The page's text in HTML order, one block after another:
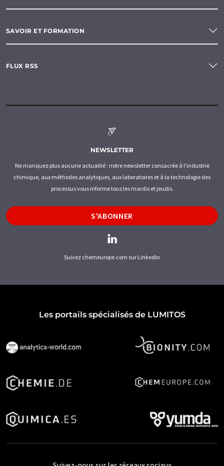
SAVOIR ET FORMATION
FLUX RSS
NEWSLETTER
Ne manquez plus aucune actualité : notre newsletter consacrée à l'industrie
chimique, aux méthodes analytiques, aux laboratoires et à la technologie des
processus vous informe tous les mardis et jeudis.
S'ABONNER
Suivez chemeurope.com sur LinkedIn
Les portails spécialisés de LUMITOS